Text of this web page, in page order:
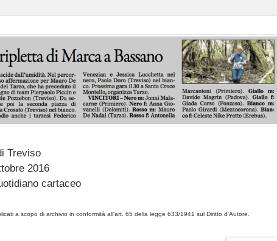
Treviso
2016
cartaceo
a scopo di archivio in conformità all'art. 65 della legge 633/1941 sul Diritto d'Autore.